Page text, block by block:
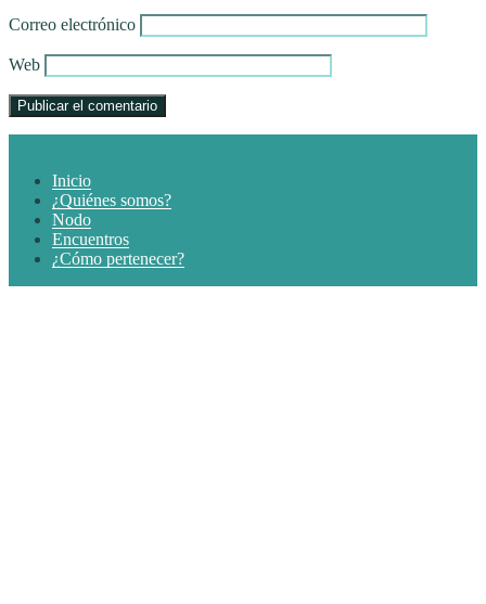
Correo electrónico
Web
Inicio
¿Quiénes somos?
Nodo
Encuentros
¿Cómo pertenecer?